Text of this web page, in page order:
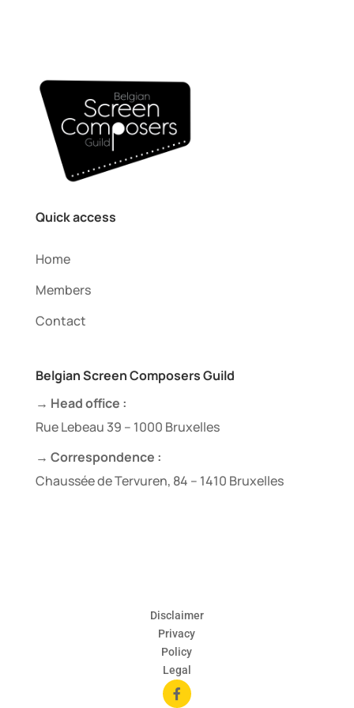
Quick access
Home
Members
Contact
Belgian Screen Composers Guild
→ Head office :
Rue Lebeau 39 – 1000 Bruxelles
→ Correspondence :
Chaussée de Tervuren, 84 – 1410 Bruxelles
Disclaimer
Privacy
Policy
Legal
